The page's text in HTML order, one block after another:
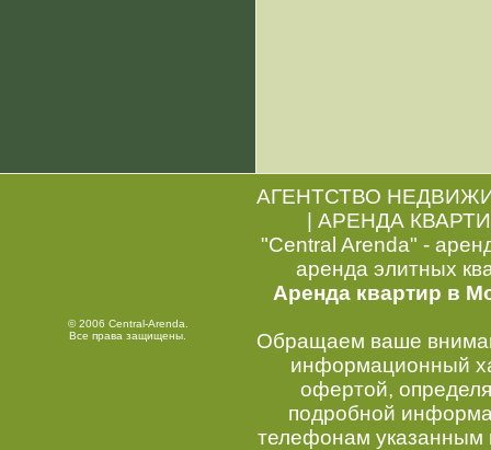
© 2006 Central-Arenda.
Все права защищены.
АГЕНТСТВО
|АРЕНДА
"Central Arenda" -
аренда элитных
Аренда квартир в
Обращаем ваше
информационный
офертой,
подробной
телефонам указанным